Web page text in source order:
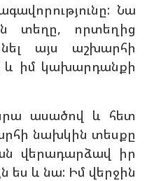
Նա
տեղը, որտեղից
այս աշխարհի
և իմ կախարդանքի
ասածով և հետ
նախկին տեսքը
վերադարձավ իր
ես և նա: Իմ վերջին